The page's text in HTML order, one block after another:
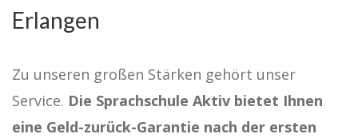
Erlangen
Zu unseren großen Stärken gehört unser
Service. Die Sprachschule Aktiv bietet Ihnen
eine Geld-zurück-Garantie nach der ersten